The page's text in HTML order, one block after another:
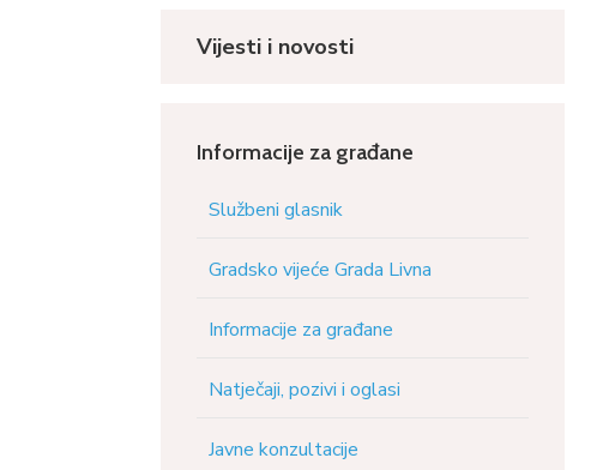
Vijesti i novosti
Informacije za građane
Službeni glasnik
Gradsko vijeće Grada Livna
Informacije za građane
Natječaji, pozivi i oglasi
Javne konzultacije